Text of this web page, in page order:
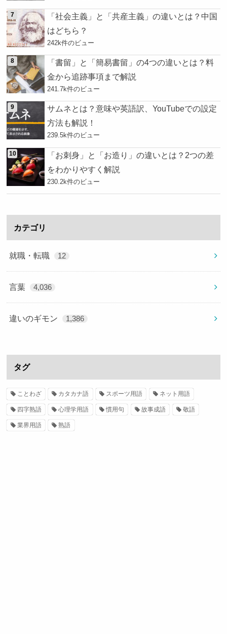
「社会主義」と「共産主義」の違いとは？中国
はどちら？
242k件のビュー
「書留」と「簡易書留」の4つの違いとは？料
金から追跡事項まで解説
241.7k件のビュー
サムネとは？意味や英語訳、YouTubeでの設定
方法も解説！
239.5k件のビュー
「お刺身」と「お造り」の違いとは？2つの差
をわかりやすく解説
230.2k件のビュー
カテゴリ
就職・転職 12
言葉 4,036
違いのギモン 1,386
タグ
ことわざ カタカナ語 スポーツ用語 ネット用語
四字熟語 心理学用語 慣用句 故事成語 敬語
業界用語 熟語